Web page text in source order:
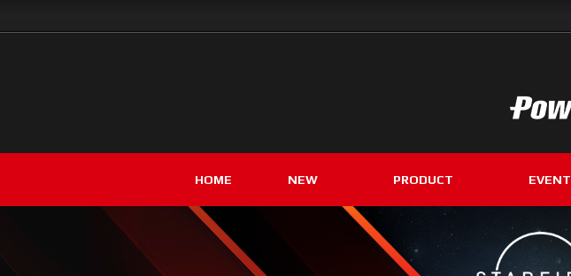
HOME NEW PRODUCT EVENT